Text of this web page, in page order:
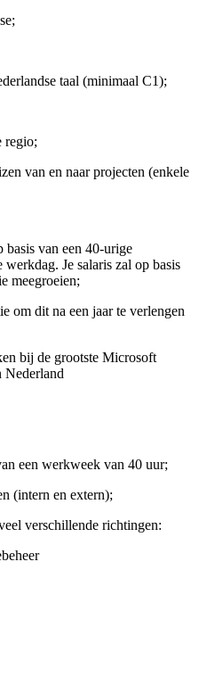
taal (minimaal C1);
regio;
van en naar projecten (enkele
basis van een 40-urige
Je salaris zal op basis
meegroeien;
om dit na een jaar te verlengen
bij de grootste Microsoft
Nederland
een werkweek van 40 uur;
(intern en extern);
verschillende richtingen: